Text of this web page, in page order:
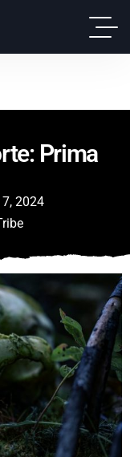
Prima
2024